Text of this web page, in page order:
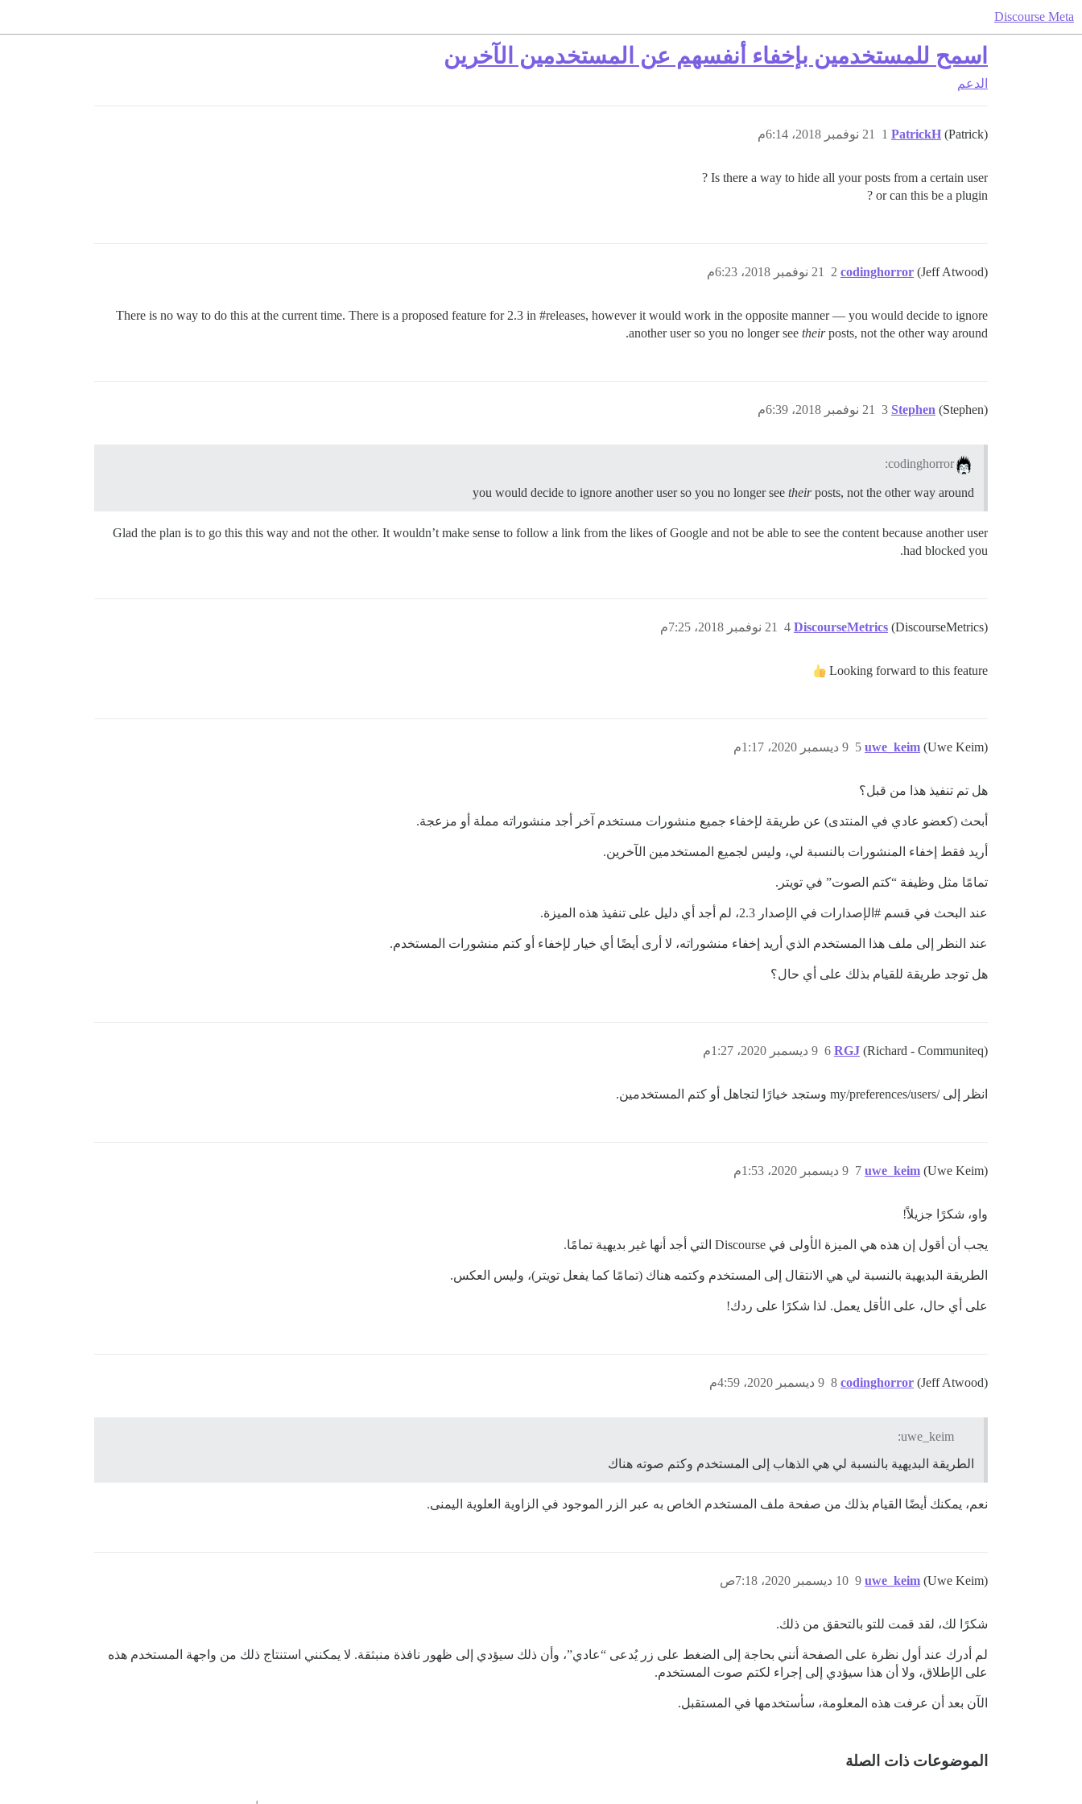
Discourse Meta
اسمح للمستخدمين بإخفاء أنفسهم عن المستخدمين الآخرين
الدعم
PatrickH (Patrick) 21 نوفمبر 2018، 6:14م 1
Is there a way to hide all your posts from a certain user ?
or can this be a plugin ?
codinghorror (Jeff Atwood) 21 نوفمبر 2018، 6:23م 2
There is no way to do this at the current time. There is a proposed feature for 2.3 in #releases, however it would work in the opposite manner — you would decide to ignore
another user so you no longer see theirposts, not the other way around.
Stephen (Stephen) 21 نوفمبر 2018، 6:39م 3
codinghorror:
you would decide to ignore another user so you no longer see theirposts, not the other way around
Glad the plan is to go this this way and not the other. It wouldn’t make sense to follow a link from the likes of Google and not be able to see the content because another user
had blocked you.
DiscourseMetrics (DiscourseMetrics) 21 نوفمبر 2018، 7:25م 4
Looking forward to this feature
uwe_keim (Uwe Keim) 9 ديسمبر 2020، 1:17م 5
هل تم تنفيذ هذا من قبل؟
أبحث (كعضو عادي في المنتدى) عن طريقة لإخفاء جميع منشورات مستخدم آخر أجد منشوراته مملة أو مزعجة.
أريد فقط إخفاء المنشورات بالنسبة لي، وليس لجميع المستخدمين الآخرين.
تمامًا مثل وظيفة “كتم الصوت” في تويتر.
عند البحث في قسم #الإصدارات في الإصدار 2.3، لم أجد أي دليل على تنفيذ هذه الميزة.
عند النظر إلى ملف هذا المستخدم الذي أريد إخفاء منشوراته، لا أرى أيضًا أي خيار لإخفاء أو كتم منشورات المستخدم.
هل توجد طريقة للقيام بذلك على أي حال؟
RGJ (Richard - Communiteq) 9 ديسمبر 2020، 1:27م 6
انظر إلى /my/preferences/users وستجد خيارًا لتجاهل أو كتم المستخدمين.
uwe_keim (Uwe Keim) 9 ديسمبر 2020، 1:53م 7
واو، شكرًا جزيلاً!
يجب أن أقول إن هذه هي الميزة الأولى في Discourse التي أجد أنها غير بديهية تمامًا.
الطريقة البديهية بالنسبة لي هي الانتقال إلى المستخدم وكتمه هناك (تمامًا كما يفعل تويتر)، وليس العكس.
على أي حال، على الأقل يعمل. لذا شكرًا على ردك!
codinghorror (Jeff Atwood) 9 ديسمبر 2020، 4:59م 8
uwe_keim:
الطريقة البديهية بالنسبة لي هي الذهاب إلى المستخدم وكتم صوته هناك
نعم، يمكنك أيضًا القيام بذلك من صفحة ملف المستخدم الخاص به عبر الزر الموجود في الزاوية العلوية اليمنى.
uwe_keim (Uwe Keim) 10 ديسمبر 2020، 7:18ص 9
شكرًا لك، لقد قمت للتو بالتحقق من ذلك.
لم أدرك عند أول نظرة على الصفحة أنني بحاجة إلى الضغط على زر يُدعى “عادي”، وأن ذلك سيؤدي إلى ظهور نافذة منبثقة. لا يمكنني استنتاج ذلك من واجهة المستخدم هذه
على الإطلاق، ولا أن هذا سيؤدي إلى إجراء لكتم صوت المستخدم.
الآن بعد أن عرفت هذه المعلومة، سأستخدمها في المستقبل.
الموضوعات ذات الصلة